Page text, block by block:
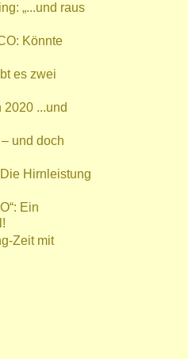
„...und raus
Könnte
es zwei
2020 ...und
und doch
Hirnleistung
Ein
Zeit mit